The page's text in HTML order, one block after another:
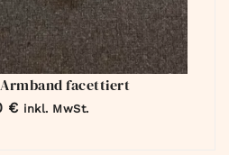
facettiert
€ inkl. MwSt.